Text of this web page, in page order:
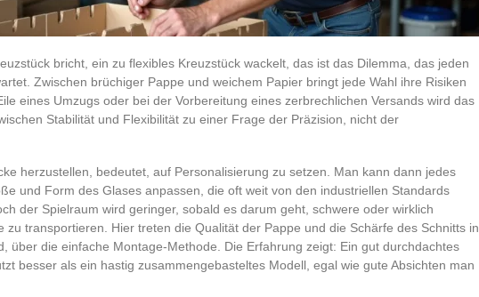
bricht, ein zu flexibles Kreuzstück wackelt, das ist das Dilemma, das jeden
Zwischen brüchiger Pappe und weichem Papier bringt jede Wahl ihre Risiken
eines Umzugs oder bei der Vorbereitung eines zerbrechlichen Versands wird das
Stabilität und Flexibilität zu einer Frage der Präzision, nicht der
herzustellen, bedeutet, auf Personalisierung zu setzen. Man kann dann jedes
und Form des Glases anpassen, die oft weit von den industriellen Standards
der Spielraum wird geringer, sobald es darum geht, schwere oder wirklich
zu transportieren. Hier treten die Qualität der Pappe und die Schärfe des Schnitts in
über die einfache Montage-Methode. Die Erfahrung zeigt: Ein gut durchdachtes
besser als ein hastig zusammengebasteltes Modell, egal wie gute Absichten man